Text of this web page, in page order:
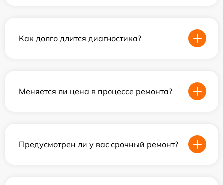
Как долго длится диагностика?
Меняется ли цена в процессе ремонта?
Предусмотрен ли у вас срочный ремонт?